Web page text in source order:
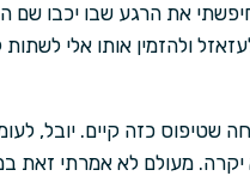
חיפשתי את הרגע שבו יכבו
ולהזמין אותו אלי
שטיפוס כזה קיים. יובל,
מעולם לא אמרתי זאת